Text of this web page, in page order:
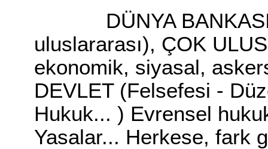
DÜNYA BANKASI,
uluslararası), ÇOK
ekonomik, siyasal,
DEVLET (Felsefesi -
Hukuk... ) Evrensel
Yasalar... Herkese, fark